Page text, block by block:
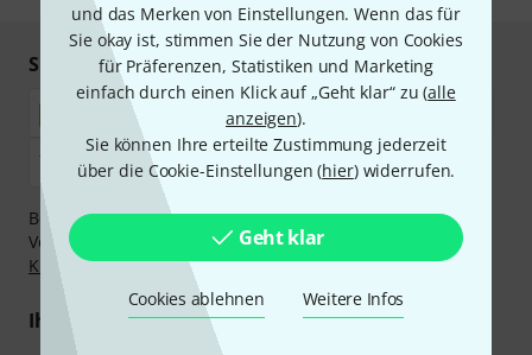
und das Merken von Einstellungen. Wenn das für
Sie okay ist, stimmen Sie der Nutzung von Cookies
für Präferenzen, Statistiken und Marketing
einfach durch einen Klick auf „Geht klar“ zu (alle
anzeigen).
Sie können Ihre erteilte Zustimmung jederzeit
über die Cookie-Einstellungen (hier) widerrufen.
Geht klar
Cookies ablehnen Weitere Infos
Sicher einkaufen & bezahlen
Bezahlen Sie vertraulich und sicher per Nachnahme,
Vorkasse, PayPal, Amazon Pay,Klarna Sofort bezahlen
,
Klarna Ratenzahlungoder Kreditkarte.
Ihre Vorteile